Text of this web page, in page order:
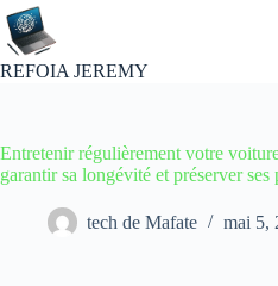
Passer
au
contenu
REFOIA JEREMY
Entretenir régulièrement votre
garantir sa longévité et préserver
tech de Mafate mai 5,